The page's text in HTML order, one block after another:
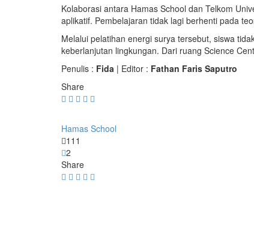
Kolaborasi antara Hamas School dan Telkom
aplikatif. Pembelajaran tidak lagi berhenti pada
Melalui pelatihan energi surya tersebut, siswa
keberlanjutan lingkungan. Dari ruang Science
Penulis : Fida | Editor : Fathan Faris Saputro
Share
Hamas School
111
2
Share